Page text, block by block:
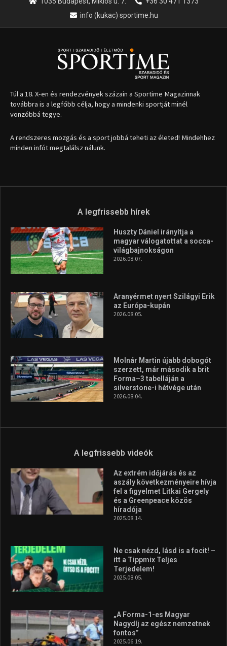
info (kukac) sportime.hu
Túl a 18. X-en és rendezvények százain a Sportime Magazinnak
továbbra is a legfőbb célja, hogy a mindenki sportját minél
vonzóbbá tegye.
A rendszeres mozgás és a sport jobbá teheti az életed! Mindehhez
minden infót megtalálsz nálunk.
A legfrissebb hírek
Huszty Dániel irányítja a
magyar válogatottat a socca-
világbajnokságon
2026.08.07.
Aranyérmet nyert Szilágyi Erik
az Európa-kupán
2026.08.05.
Molnár Martin újabb dobogót
szerzett, már második a brit
Forma–3 tabelláján a
silverstone-i hétvége után
2026.08.04.
A legfrissebb videók
Az extrém időjárás és az
aszály következményeire hívja
fel a figyelmet Litkai Gergely
és a Greenpeace közös
híradója
2025.08.14.
Ne csak nézd, lásd is a focit! –
itt a Tippmix Teljes
Terjedelem!
2025.08.05.
„A Forma-1-es Magyar
Nagydíj az egész nemzetnek
fontos”
2025.06.19.